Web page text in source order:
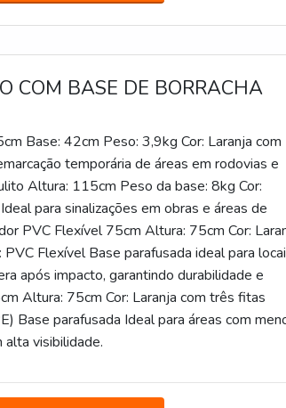
COM BASE DE BORRACHA
Base: 42cm Peso: 3,9kg Cor: Laranja com
temporária de áreas em rodovias e
Altura: 115cm Peso da base: 8kg Cor:
para sinalizações em obras e áreas de
PVC Flexível 75cm Altura: 75cm Cor:
Flexível Base parafusada ideal para
após impacto, garantindo durabilidade e
Altura: 75cm Cor: Laranja com três fitas
Base parafusada Ideal para áreas com
alta visibilidade.